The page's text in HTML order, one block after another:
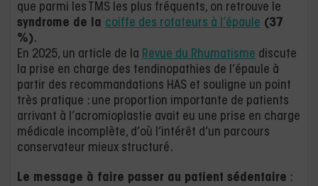
que parmi les TMS les plus fréquents, on retrouve le
syndrome de la coiffe des rotateurs à l’épaule (37
%).
En 2025, un article de la Revue du Rhumatisme discute
la prise en charge des tendinopathies de l’épaule à
partir des recommandations HAS et souligne un point
très pratique : une proportion importante de patients
arrivant à l’acromioplastie avait eu une prise en charge
médicale incomplète, d’où l’intérêt d’un parcours
conservateur mieux structuré.
Le message à faire passer au patient sédentaire :